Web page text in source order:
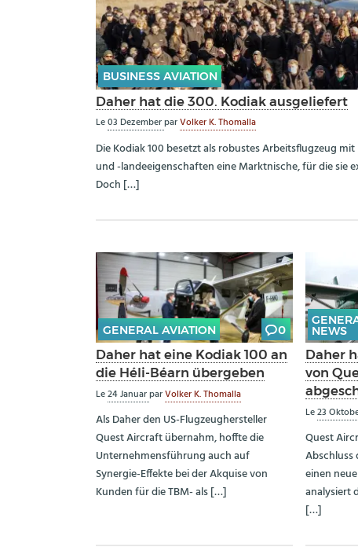
BUSINESS AVIATION
Daher hat die 300. Kodiak ausgeliefert
Le03 DezemberparVolker K. Thomalla
Die Kodiak 100 besetzt als robustes Arbeitsflugzeug
und -landeeigenschaften eine Marktnische, für die sie
Doch […]
GENERAL AVIATION 0
Daher hat eine Kodiak 100 an
die Héli-Béarn übergeben
Le24 JanuarparVolker K. Thomalla
Als Daher den US-Flugzeughersteller
Quest Aircraft übernahm, hoffte die
Unternehmensführung auch auf
Synergie-Effekte bei der Akquise von
Kunden für die TBM- als […]
NEWS
Daher
von
Le23
Quest
Abschluss
einen
analysiert
[…]